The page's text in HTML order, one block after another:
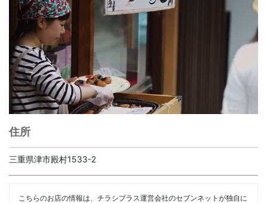
住所
三重県津市殿村1533-2
こちらのお店の情報は、チラシプラス運営会社のセブンネットが独自に